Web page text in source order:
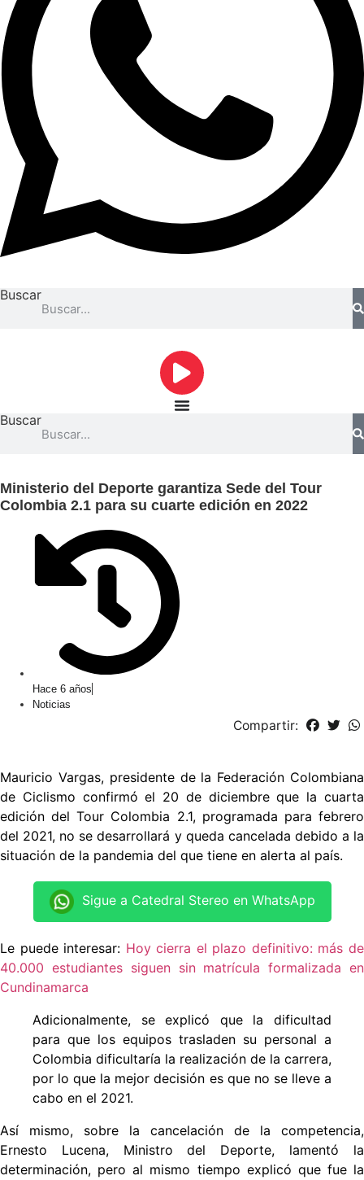
Buscar
Buscar
Ministerio del Deporte garantiza Sede del Tour
Colombia 2.1 para su cuarte edición en 2022
Hace 6 años
Noticias
Compartir:
Mauricio Vargas, presidente de la Federación Colombiana
de Ciclismo confirmó el 20 de diciembre que la cuarta
edición del Tour Colombia 2.1, programada para febrero
del 2021, no se desarrollará y queda cancelada debido a la
situación de la pandemia del que tiene en alerta al país.
Sigue a Catedral Stereo en WhatsApp
Le puede interesar: Hoy cierra el plazo definitivo: más de
40.000 estudiantes siguen sin matrícula formalizada en
Cundinamarca
Adicionalmente, se explicó que la dificultad
para que los equipos trasladen su personal a
Colombia dificultaría la realización de la carrera,
por lo que la mejor decisión es que no se lleve a
cabo en el 2021.
Así mismo, sobre la cancelación de la competencia,
Ernesto Lucena, Ministro del Deporte, lamentó la
determinación, pero al mismo tiempo explicó que fue la